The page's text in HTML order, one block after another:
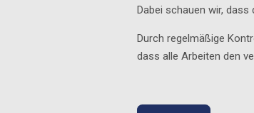
Dabei schauen wir,
Durch regelmäßige
dass alle Arbeiten den